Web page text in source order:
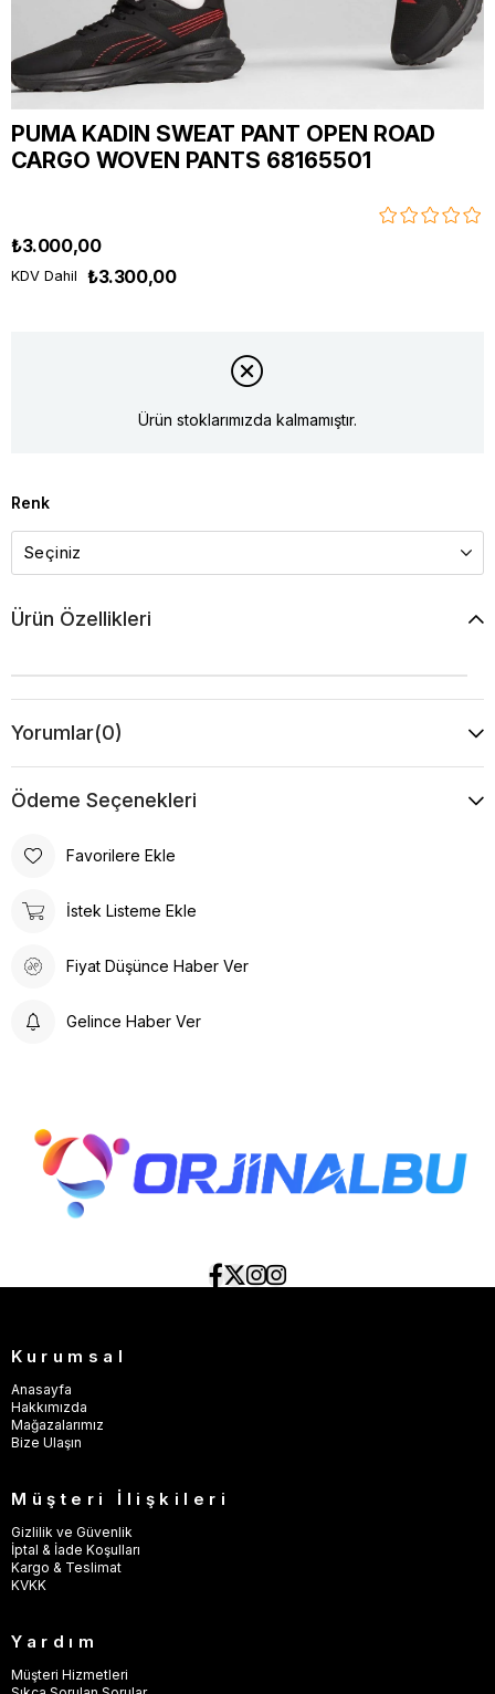
PUMA KADIN SWEAT PANT OPEN ROAD
CARGO WOVEN PANTS 68165501
₺3.000,00
KDV Dahil ₺3.300,00
Ürün stoklarımızda kalmamıştır.
Renk
Ürün Özellikleri
Yorumlar(0)
Ödeme Seçenekleri
Favorilere Ekle
İstek Listeme Ekle
Fiyat Düşünce Haber Ver
Gelince Haber Ver
Kurumsal
Anasayfa
Hakkımızda
Mağazalarımız
Bize Ulaşın
Müşteri İlişkileri
Gizlilik ve Güvenlik
İptal & İade Koşulları
Kargo & Teslimat
KVKK
Yardım
Müşteri Hizmetleri